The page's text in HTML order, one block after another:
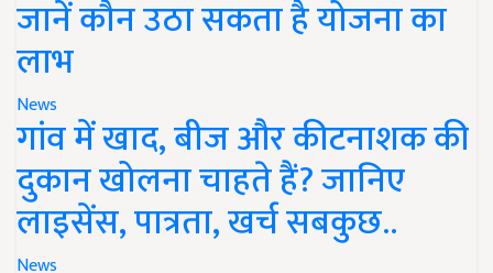
जानें कौन उठा सकता है योजना का
लाभ
News
गांव में खाद, बीज और कीटनाशक की
दुकान खोलना चाहते हैं? जानिए
लाइसेंस, पात्रता, खर्च सबकुछ..
News